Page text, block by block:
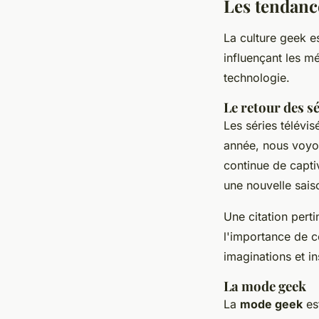
Les
La culture geek
influençant les
technologie.
Le retour des
Les séries
année, nous
continue de
une nouvelle
Une citation
l'importance de
imaginations et
La mode geek
La mode geek